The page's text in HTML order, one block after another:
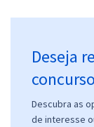
Deseja
Descubra as
de interesse